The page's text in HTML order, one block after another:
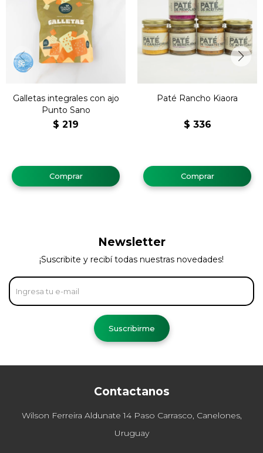
Galletas integrales con ajo
Punto Sano
$ 219
Paté Rancho Kiaora
$ 336
Contactanos
Wilson Ferreira Aldunate 14 Paso Carrasco, Canelones,
Uruguay
Newsletter
¡Suscribite y recibí todas nuestras novedades!
Suscribirme